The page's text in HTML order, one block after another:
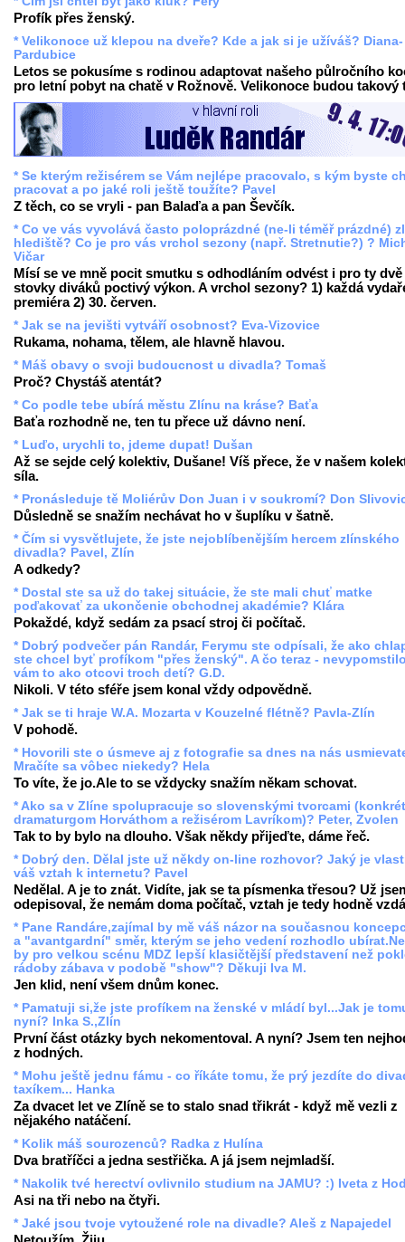
Profík přes ženský.
* Velikonoce už klepou na dveře? Kde a jak si je užíváš? Diana-
Pardubice
Letos se pokusíme s rodinou adaptovat našeho půlročního
pro letní pobyt na chatě v Rožnově. Velikonoce budou takový
* Se kterým režisérem se Vám nejlépe pracovalo, s kým byste
pracovat a po jaké roli ještě toužíte? Pavel
Z těch, co se vryli - pan Balaďa a pan Ševčík.
* Co ve vás vyvolává často poloprázdné (ne-li téměř prázdné)
hlediště? Co je pro vás vrchol sezony (např. Stretnutie?) ?
Vičar
Mísí se ve mně pocit smutku s odhodláním odvést i pro ty dvě
stovky diváků poctivý výkon. A vrchol sezony? 1) každá
premiéra 2) 30. červen.
* Jak se na jevišti vytváří osobnost? Eva-Vizovice
Rukama, nohama, tělem, ale hlavně hlavou.
* Máš obavy o svoji budoucnost u divadla? Tomaš
Proč? Chystáš atentát?
* Co podle tebe ubírá městu Zlínu na kráse? Baťa
Baťa rozhodně ne, ten tu přece už dávno není.
* Luďo, urychli to, jdeme dupat! Dušan
Až se sejde celý kolektiv, Dušane! Víš přece, že v našem
síla.
* Pronásleduje tě Moliérův Don Juan i v soukromí? Don
Důsledně se snažím nechávat ho v šuplíku v šatně.
* Čím si vysvětlujete, že jste nejoblíbenějším hercem zlínského
divadla? Pavel, Zlín
A odkedy?
* Dostal ste sa už do takej situácie, že ste mali chuť matke
poďakovať za ukončenie obchodnej akadémie? Klára
Pokaždé, když sedám za psací stroj či počítač.
* Dobrý podvečer pán Randár, Ferymu ste odpísali, že ako
ste chcel byť profíkom "přes ženský". A čo teraz -
vám to ako otcovi troch detí? G.D.
Nikoli. V této sféře jsem konal vždy odpovědně.
* Jak se ti hraje W.A. Mozarta v Kouzelné flétně? Pavla-Zlín
V pohodě.
* Hovorili ste o úsmeve aj z fotografie sa dnes na nás
Mračíte sa vôbec niekedy? Hela
To víte, že jo.Ale to se vždycky snažím někam schovat.
* Ako sa v Zlíne spolupracuje so slovenskými tvorcami
dramaturgom Horváthom a režisérom Lavríkom)? Peter, Zvolen
Tak to by bylo na dlouho. Však někdy přijeďte, dáme řeč.
* Dobrý den. Dělal jste už někdy on-line rozhovor? Jaký je
váš vztah k internetu? Pavel
Nedělal. A je to znát. Vidíte, jak se ta písmenka třesou? Už
odepisoval, že nemám doma počítač, vztah je tedy hodně
* Pane Randáre,zajímal by mě váš názor na současnou
a "avantgardní" směr, kterým se jeho vedení rozhodlo
by pro velkou scénu MDZ lepší klasičtější představení než
rádoby zábava v podobě "show"? Děkuji Iva M.
Jen klid, není všem dnům konec.
* Pamatuji si,že jste profíkem na ženské v mládí byl...Jak je
nyní? Inka S.,Zlín
První část otázky bych nekomentoval. A nyní? Jsem ten
z hodných.
* Mohu ještě jednu fámu - co říkáte tomu, že prý jezdíte do
taxíkem... Hanka
Za dvacet let ve Zlíně se to stalo snad třikrát - když mě vezli z
nějakého natáčení.
* Kolik máš sourozenců? Radka z Hulína
Dva bratříčci a jedna sestřička. A já jsem nejmladší.
* Nakolik tvé herectví ovlivnilo studium na JAMU? :) Iveta z
Asi na tři nebo na čtyři.
* Jaké jsou tvoje vytoužené role na divadle? Aleš z Napajedel